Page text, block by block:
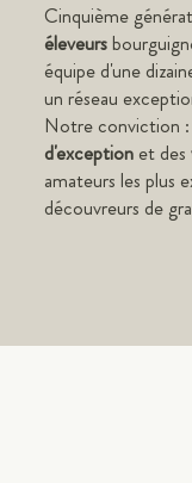
Cinquième
éleveurs
équipe d'une
un réseau
Notre conviction :
d'exceptionet des
amateurs les plus
découvreurs de